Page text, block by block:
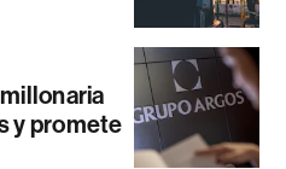
y promete